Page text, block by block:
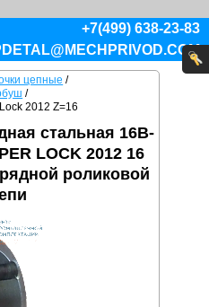
+7(499) 638-23-83
цепные /
/
2012 Z=16
стальная 16B-
LOCK 2012 16
роликовой